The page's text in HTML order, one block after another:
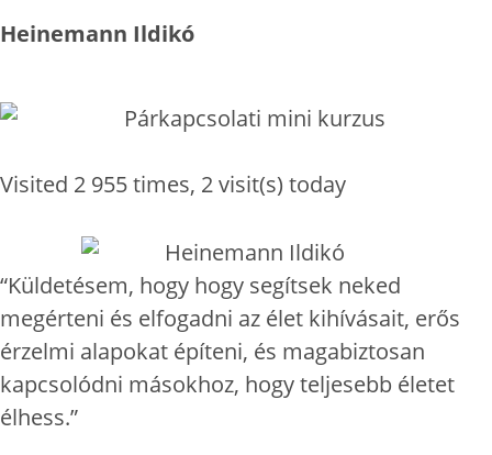
Heinemann Ildikó
Visited 2 955 times, 2 visit(s) today
“Küldetésem, hogy hogy segítsek neked
megérteni és elfogadni az élet kihívásait, erős
érzelmi alapokat építeni, és magabiztosan
kapcsolódni másokhoz, hogy teljesebb életet
élhess.”